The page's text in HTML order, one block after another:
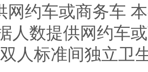
网约车或商务车
人数提供网约车
双人标准间独立卫